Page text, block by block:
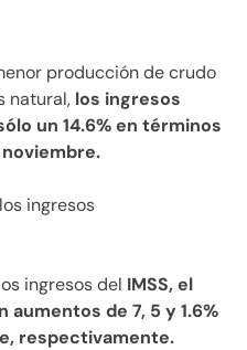
producción de crudo
natural, los ingresos
un 14.6% en términos
ingresos
ingresos del IMSS, el
aumentos de 7, 5 y 1.6%
respectivamente.